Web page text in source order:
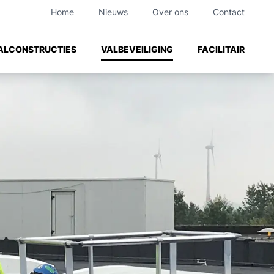
Home Nieuws Over ons Contact
VALBEVEILIGING FACILITAIR